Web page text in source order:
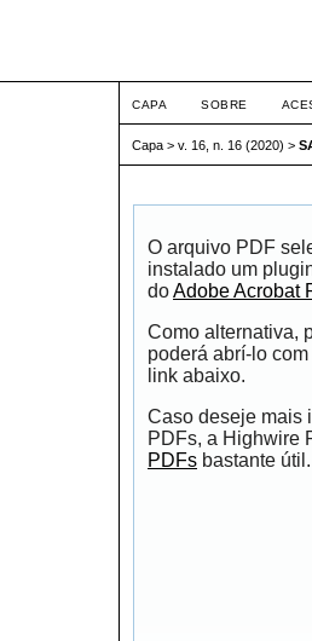
CAPA SOBRE
Capa > v. 16, n. 16 (2020) >
O arquivo PDF
instalado um
doAdobe Acrobat
Como alternativa,
poderá abrí-lo
link abaixo.
Caso deseje mais
PDFs, a Highwire
PDFs bastante útil.